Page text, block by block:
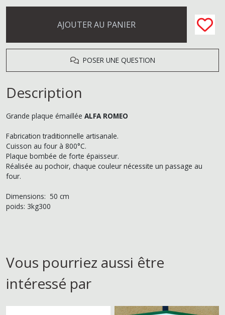
AJOUTER AU PANIER
POSER UNE QUESTION
Description
Grande plaque émaillée ALFA ROMEO
Fabrication traditionnelle artisanale.
Cuisson au four à 800°C.
Plaque bombée de forte épaisseur.
Réalisée au pochoir, chaque couleur nécessite un passage au
four.
Dimensions: 50 cm
poids: 3kg300
Vous pourriez aussi être
intéressé par